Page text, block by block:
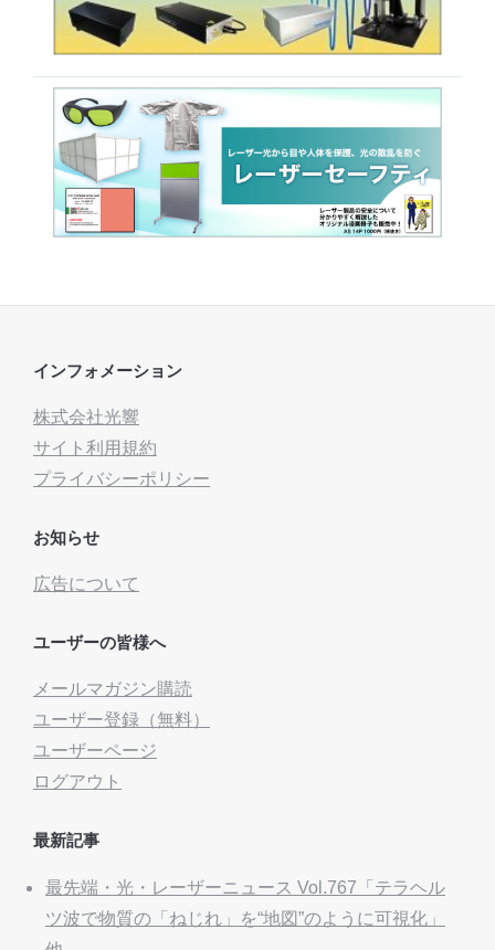
インフォメーション
株式会社光響
サイト利用規約
プライバシーポリシー
お知らせ
広告について
ユーザーの皆様へ
メールマガジン購読
ユーザー登録（無料）
ユーザーページ
ログアウト
最新記事
最先端・光・レーザーニュース Vol.767「テラヘル
ツ波で物質の「ねじれ」を“地図”のように可視化」